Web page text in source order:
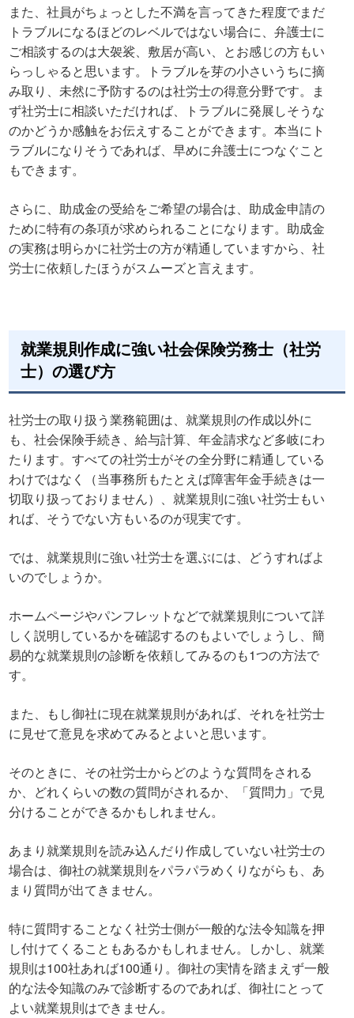
また、社員がちょっとした不満を言ってきた程度でまだ
トラブルになるほどのレベルではない場合に、弁護士に
ご相談するのは大袈裟、敷居が高い、とお感じの方もい
らっしゃると思います。トラブルを芽の小さいうちに摘
み取り、未然に予防するのは社労士の得意分野です。ま
ず社労士に相談いただければ、トラブルに発展しそうな
のかどうか感触をお伝えすることができます。本当にト
ラブルになりそうであれば、早めに弁護士につなぐこと
もできます。
さらに、助成金の受給をご希望の場合は、助成金申請の
ために特有の条項が求められることになります。助成金
の実務は明らかに社労士の方が精通していますから、社
労士に依頼したほうがスムーズと言えます。
就業規則作成に強い社会保険労務士（社労
士）の選び方
社労士の取り扱う業務範囲は、就業規則の作成以外に
も、社会保険手続き、給与計算、年金請求など多岐にわ
たります。すべての社労士がその全分野に精通している
わけではなく（当事務所もたとえば障害年金手続きは一
切取り扱っておりません）、就業規則に強い社労士もい
れば、そうでない方もいるのが現実です。
では、就業規則に強い社労士を選ぶには、どうすればよ
いのでしょうか。
ホームページやパンフレットなどで就業規則について詳
しく説明しているかを確認するのもよいでしょうし、簡
易的な就業規則の診断を依頼してみるのも1つの方法で
す。
また、もし御社に現在就業規則があれば、それを社労士
に見せて意見を求めてみるとよいと思います。
そのときに、その社労士からどのような質問をされる
か、どれくらいの数の質問がされるか、「質問力」で見
分けることができるかもしれません。
あまり就業規則を読み込んだり作成していない社労士の
場合は、御社の就業規則をパラパラめくりながらも、あ
まり質問が出てきません。
特に質問することなく社労士側が一般的な法令知識を押
し付けてくることもあるかもしれません。しかし、就業
規則は100社あれば100通り。御社の実情を踏まえず一般
的な法令知識のみで診断するのであれば、御社にとって
よい就業規則はできません。